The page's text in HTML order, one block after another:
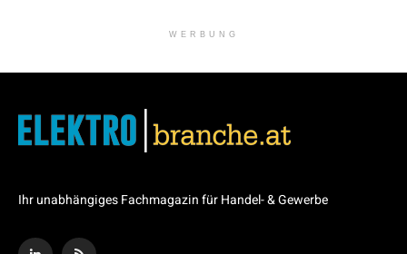
WERBUNG
Ihr unabhängiges Fachmagazin für Handel- & Gewerbe